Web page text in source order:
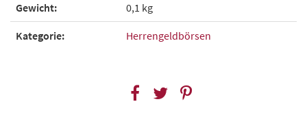
Gewicht: 0,1 kg
Kategorie: Herrengeldbörsen